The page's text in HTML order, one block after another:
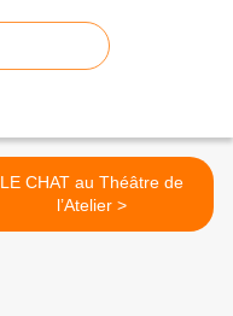
LE CHAT au Théâtre de
l’Atelier >